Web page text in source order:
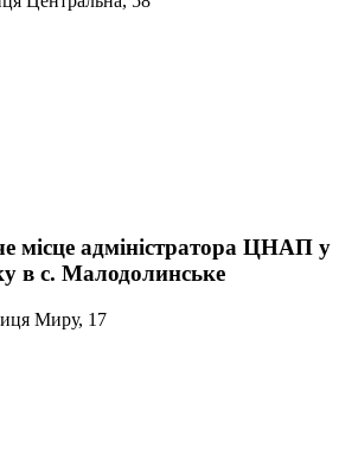
місце адміністратора ЦНАП у
в с. Малодолинське
Миру, 17